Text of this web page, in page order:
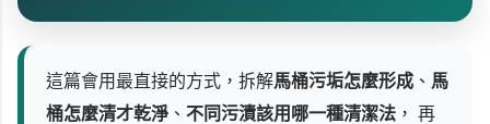
這篇會用最直接的方式，拆解馬桶污垢怎麼形成 、 馬
桶怎麼清才乾淨 、 不同污漬該用哪一種清潔法 ， 再